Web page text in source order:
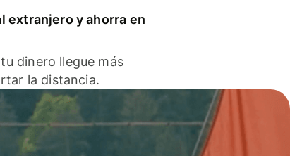
extranjero y ahorra en
dinero llegue más
la distancia.